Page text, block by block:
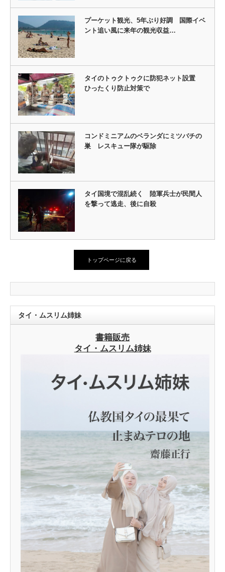
プーケット観光、5年ぶり好調 国際イベ
ント追い風に来年の観光収益…
タイのトゥクトゥクに防犯ネット設置
ひったくり防止対策で
コンドミニアムのベランダにミツバチの
巣 レスキュー隊が駆除
タイ国境で混乱続く 陸軍兵士が民間人
を撃って逃走、後に自殺
トップページに戻る
タイ・ムスリム姉妹
書籍販売
タイ・ムスリム姉妹